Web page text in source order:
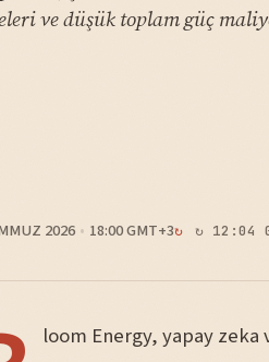
ve düşük toplam güç
2026 18:00 GMT+3 ↻ 12:04
loom Energy, yapay